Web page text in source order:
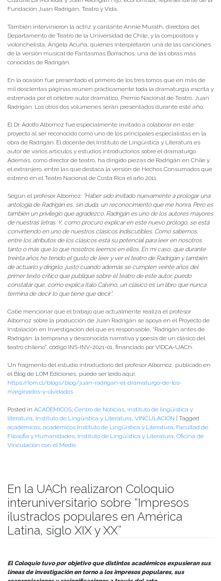
Fundación Juan Radrigán, Teatro y Vida.
También intervinieron la actriz y cantante Annie Murath, directora del
Departamento de Teatro de la Universidad de Chile, y la compositora y
violonchelista, Ángela Acuña, quienes interpretaron una de las canciones
de la versión musical de Fantasmas Borrachos, una de las obras más
conocidas de Radrigán.
En la ocasión fue presentado el primero de los tres tomos que en más de
mil doscientas páginas reúnen prácticamente toda la dramaturgia escrita y
estrenada por el célebre autor dramático, Premio Nacional de Teatro, Juan
Radrigán. Los otros dos volúmenes serán presentados durante este año.
El Dr. Adolfo Albornoz fue especialmente invitado a colaborar en este
proyecto al ser reconocido como uno de los principales especialistas en la
obra de Radrigán. El docente del Instituto de Lingüística y Literatura es
autor de varios artículos y estudios introductorios sobre el dramaturgo.
Además, como director de teatro, ha dirigido piezas de Radrigán en Chile y
el extranjero, entre las que destaca la versión de Hechos Consumados que
estrenó en el Teatro Nacional de Costa Rica el año 2011.
Según el profesor Albornoz: “Haber sido invitado nuevamente a prologar una
antología de Radrigán es, sin duda, un reconocimiento que me honra. Pero es
también un privilegio que agradezco. Radrigán es uno de los autores mayores
de nuestras letras. Y, como procuro explicar en este nuevo prólogo, se está
convirtiendo en uno de nuestros clásicos indiscutibles. Como sabemos,
entre los atributos de los clásicos está su potencial para leer en nosotros
tanto o más que lo que nosotros leemos en ellos. En mi caso, que durante
treinta años he tenido el gusto de leer y ver el teatro de Radrigán y también
de actuarlo y dirigirlo, justo cuando además se cumplen veinte años del
primer texto crítico que publiqué sobre el teatro de este autor, puedo
constatar que, como explica Italo Calvino, un clásico es un libro que nunca
termina de decir lo que tiene que decir”.
Cabe mencionar que el trabajo que actualmente realiza el profesor
Albornoz sobre la producción de Juan Radrigán se apoya en el Proyecto de
Instalación en Investigación del que es responsable, “Radrigán antes de
Radrigán: la temprana y desconocida narrativa y poesía de un clásico del
teatro chileno”, código INS-INV-2021-01, financiado por VIDCA-UACh.
Un fragmento del estudio introductorio del profesor Albornoz, publicado en
el Blog de LOM Ediciones, puede ser leído aquí:
https://lom.cl/blogs/blog/juan-radrigan-el-dramaturgo-de-los-
marginados-y-olvidados
Posted in ACADÉMICOS, Centro de Noticias, instituto de lingüistica y
literatura, Instituto de Lingüística y Literatura, VINCULACIÓN | Tagged
académicos, académicos Instituto de Lingüística y Literatura, Facultad de
Filosofia y Humanidades, Instituto de Lingüística y Literatura, Oficina de
Vinculación con el Medio
En la UACh realizaron Coloquio
interuniversitario sobre “Impresos
ilustrados populares en América
Latina, siglo XIX y XX”
El Coloquio tuvo por objetivo que distintos académicos expusieran sus
líneas de investigación en torno a los impresos populares, sus